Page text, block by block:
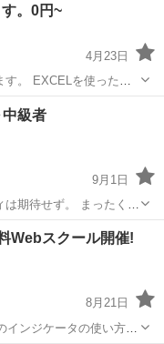
。0円~
4月23日
す。 EXCELを使った業
店や会社、個人でも
。そんなEXCELの使い
級者
9月1日
期待せず。 まったくの
めてませんが状況見て
Webスクール開催!
8月21日
インジケータの使い方